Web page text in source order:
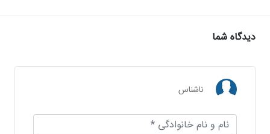
دیدگاه شما
ناشناس